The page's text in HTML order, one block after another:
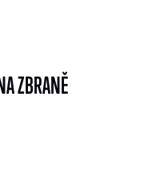
ZBRANĚ